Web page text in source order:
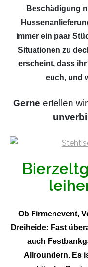
Beschädigung
immer ein paar
Situationen zu
erscheint, dass
euch, und
Gerne ertellen
Ob Firmenevent,
Dreiheide: Fast
auch
Allroundern. Es